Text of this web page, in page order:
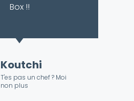
Box !!
Koutchi
T'es pas un chef ? Moi
non plus